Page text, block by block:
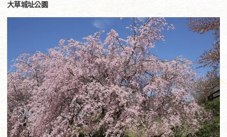
大草城址公園